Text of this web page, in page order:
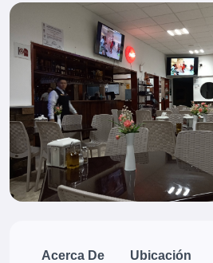
Acerca De Ubicación